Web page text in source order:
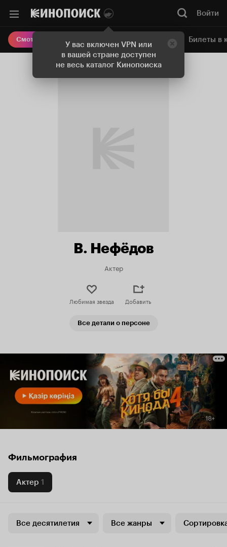
У вас включен VPN или
в вашей стране доступен
не весь каталог Кинопоиска
Войти
Смотреть кино Онлайн-кинотеатр Билеты в
В. Нефёдов
Актер
Любимая звезда Добавить
Все детали о персоне
Фильмография
Актер 1
Все десятилетия Все жанры